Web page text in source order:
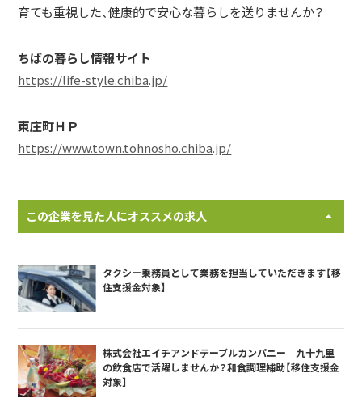
育ても重視した、健康的で安心な暮らしを送りませんか？
ちばの暮らし情報サイト
https://life-style.chiba.jp/
東庄町ＨＰ
https://www.town.tohnosho.chiba.jp/
この企業を見た人にオススメの求人
タクシー乗務員として業務を担当していただきます【移
住支援金対象】
株式会社エイチアンドテーブルカンパニー 九十九里
の飲食店で活躍しませんか？和食調理補助【移住支援金
対象】